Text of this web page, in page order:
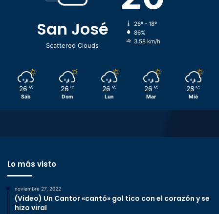
San José
Scattered Clouds
26º - 18º
86%
3.58 km/h
26 ℃
Sáb
26 ℃
Dom
26 ℃
Lun
26 ℃
Mar
28 ℃
Mié
Lo más visto
noviembre 27, 2022
(Video) Un Cantor «cantó» gol tico con el corazón y se
hizo viral